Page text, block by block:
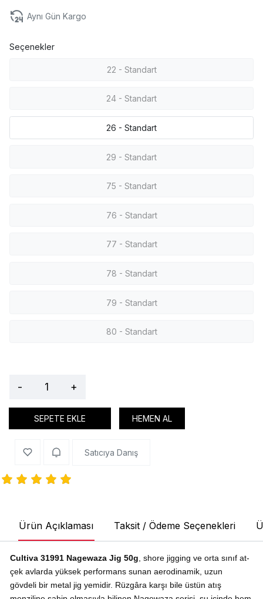
Aynı Gün Kargo
Seçenekler
22 - Standart
24 - Standart
26 - Standart
29 - Standart
75 - Standart
76 - Standart
77 - Standart
78 - Standart
79 - Standart
80 - Standart
- +
SEPETE EKLE HEMEN AL
Satıcıya Danış
Ürün Açıklaması Taksit / Ödeme Seçenekleri
Cultiva 31991 Nagewaza Jig 50g , shore jigging ve orta sınıf at-
çek avlarda yüksek performans sunan aerodinamik, uzun
gövdeli bir metal jig yemidir. Rüzgâra karşı bile üstün atış